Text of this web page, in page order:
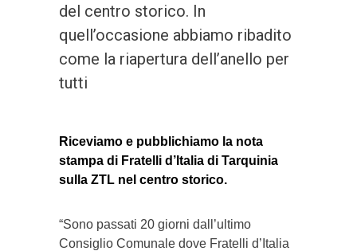
del centro storico. In
quell’occasione abbiamo ribadito
come la riapertura dell’anello per
tutti
Riceviamo e pubblichiamo la nota
stampa di Fratelli d’Italia di Tarquinia
sulla ZTL nel centro storico.
“Sono passati 20 giorni dall’ultimo
Consiglio Comunale dove Fratelli d’Italia